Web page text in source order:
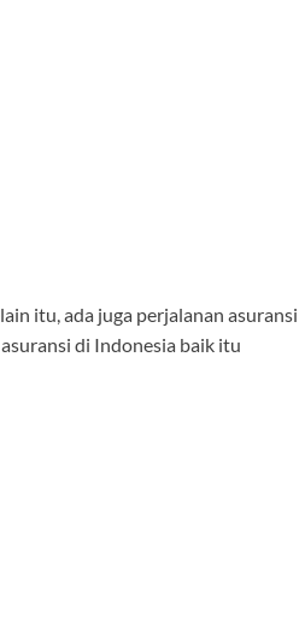
itu, ada juga perjalanan asuransi
di Indonesia baik itu